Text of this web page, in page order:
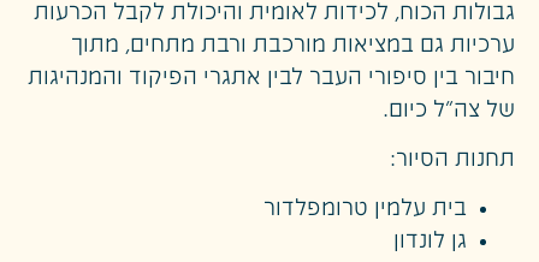
גבולות הכוח, לכידות לאומית והיכולת לקבל הכרעות
ערכיות גם במציאות מורכבת ורבת מתחים, מתוך
חיבור בין סיפורי העבר לבין אתגרי הפיקוד והמנהיגות
של צה״ל כיום.
תחנות הסיור:
בית עלמין טרומפלדור
גן לונדון